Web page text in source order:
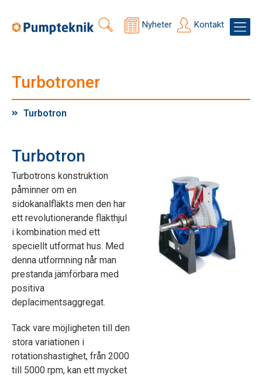
Nyheter Kontakt
Turbotroner
Turbotron
Turbotron
Turbotrons konstruktion
påminner om en
sidokanalfläkts men den har
ett revolutionerande fläkthjul
i kombination med ett
speciellt utformat hus. Med
denna utformning når man
prestanda jämförbara med
positiva
deplacimentsaggregat.
Tack vare möjligheten till den
stora variationen i
rotationshastighet, från 2000
till 5000 rpm, kan ett mycket